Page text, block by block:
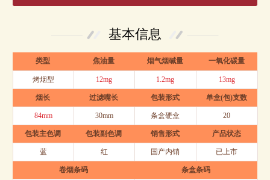
基本信息
类型 焦油量 烟气烟碱量 一氧化碳量
烤烟型 12mg 1.2mg 13mg
烟长 过滤嘴长 包装形式 单盒(包)支数
84mm 30mm 条盒硬盒 20
包装主色调 包装副色调 销售形式 产品状态
蓝 红 国产内销 已上市
卷烟条码 条盒条码